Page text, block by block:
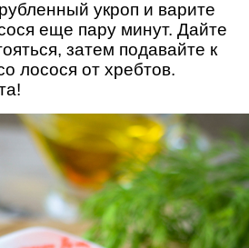
укроп и варите
еще пару минут. Дайте
затем подавайте к
лосося от хребтов.